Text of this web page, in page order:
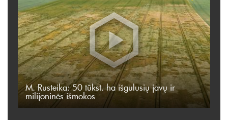
M. Rusteika: 50 tūkst. ha išgulusių javų ir
milijoninės išmokos